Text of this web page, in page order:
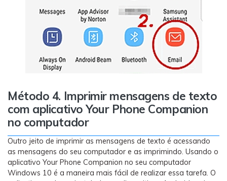
Método 4. Imprimir mensagens de texto
com aplicativo Your Phone Companion
no computador
Outro jeito de imprimir as mensagens de texto é acessando
as mensagens do seu computador e as imprimindo. Usando o
aplicativo Your Phone Companion no seu computador
Windows 10 é a maneira mais fácil de realizar essa tarefa. O